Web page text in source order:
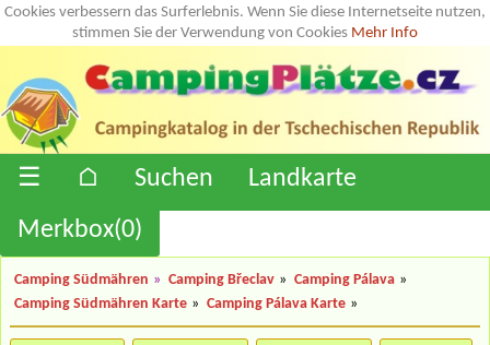
Cookies verbessern das Surferlebnis. Wenn Sie diese Internetseite nutzen,
stimmen Sie der Verwendung von Cookies Mehr Info
☰ ⌂ Suchen
Landkarte
Merkbox(0)
Camping Südmähren » Camping Břeclav » Camping Pálava »
Camping Südmähren Karte » Camping Pálava Karte »